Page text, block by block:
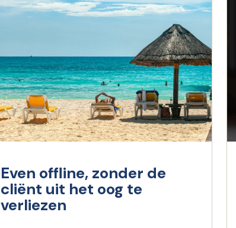
Even offline, zonder de
cliënt uit het oog te
verliezen